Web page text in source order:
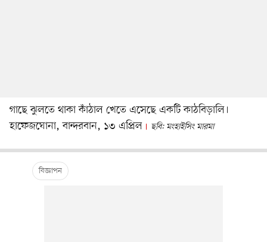
গাছে ঝুলতে থাকা কাঁঠাল খেতে এসেছে একটি কাঠবিড়ালি।
হাফেজঘোনা, বান্দরবান, ১৩ এপ্রিল
ছবি: মংহাইসিং মারমা